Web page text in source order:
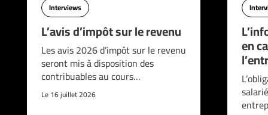
Interviews
L’avis d’impôt sur le revenu
Les avis 2026 d’impôt sur le revenu
seront mis à disposition des
contribuables au cours…
Le 16 juillet 2026
en